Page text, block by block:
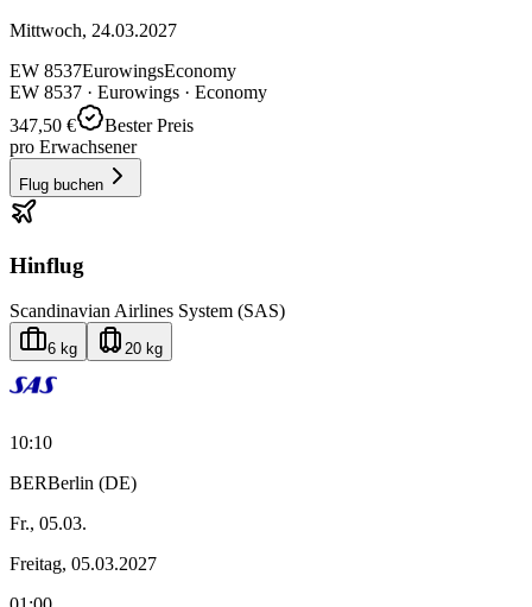
Mittwoch, 24.03.2027
EW 8537EurowingsEconomy
EW 8537 · Eurowings · Economy
347,50 €
Bester Preis
pro Erwachsener
Flug buchen
Hinflug
Scandinavian Airlines System (SAS)
6 kg 20 kg
10:10
BERBerlin (DE)
Fr., 05.03.
Freitag, 05.03.2027